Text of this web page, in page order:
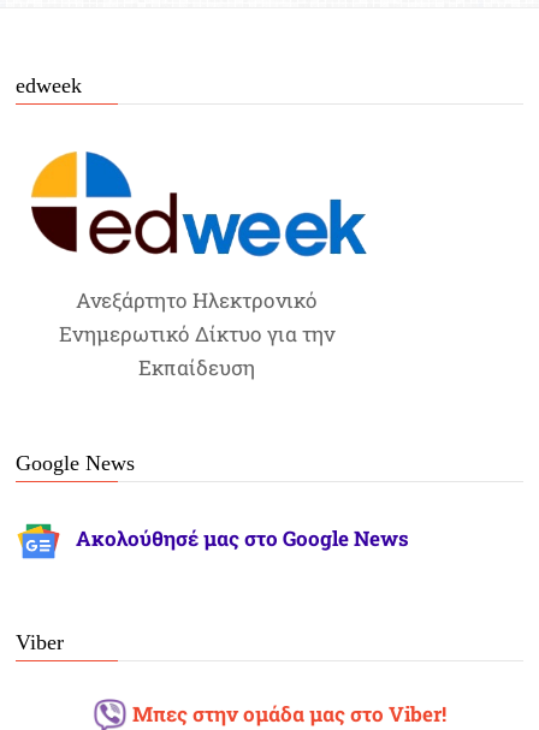
edweek
Ανεξάρτητο Ηλεκτρονικό
Ενημερωτικό Δίκτυο για την
Εκπαίδευση
Google News
Ακολούθησέ μας στο Google News
Viber
Μπες στην ομάδα μας στο Viber!